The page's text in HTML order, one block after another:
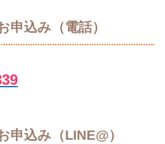
申込み（電話）
申込み（LINE@）